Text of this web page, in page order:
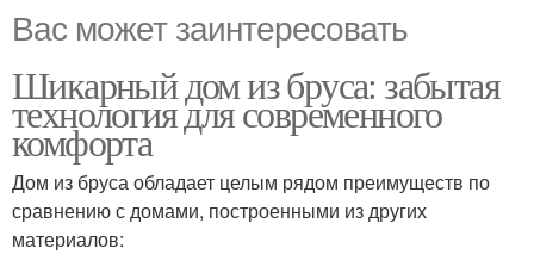
Вас может заинтересовать
Шикарный дом из бруса: забытая
технология для современного
комфорта
Дом из бруса обладает целым рядом преимуществ по
сравнению с домами, построенными из других
материалов: